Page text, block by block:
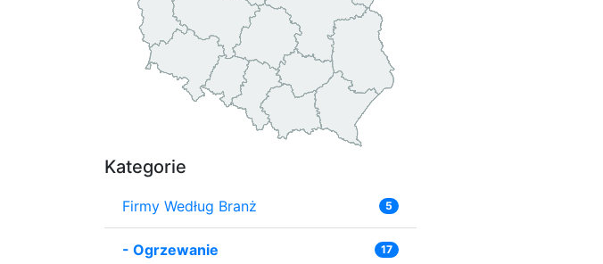
Kategorie
Firmy Według Branż 5
- Ogrzewanie 17